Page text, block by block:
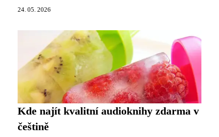
24. 05. 2026
Kde najít kvalitní audioknihy zdarma v
češtině